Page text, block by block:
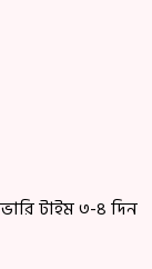
টাইম ৩-৪ দিন